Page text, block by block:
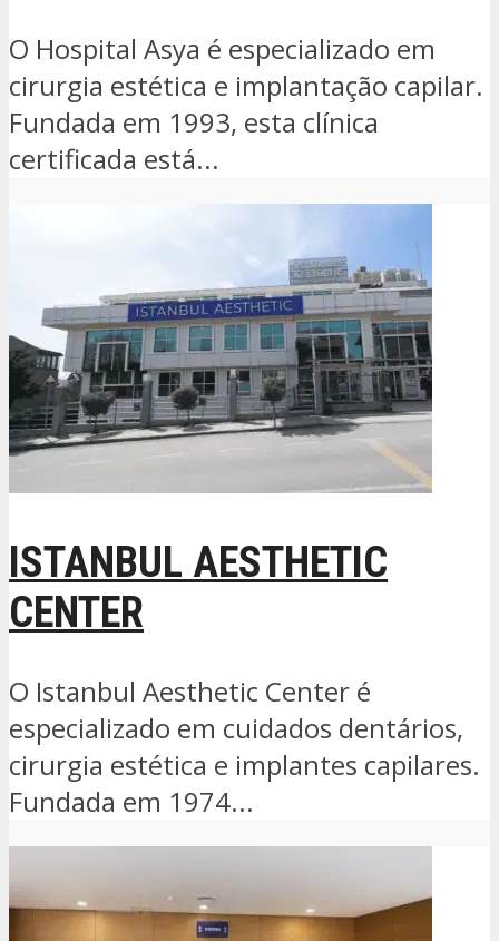
O Hospital Asya é especializado em
cirurgia estética e implantação capilar.
Fundada em 1993, esta clínica
certificada está...
ISTANBUL AESTHETIC
CENTER
O Istanbul Aesthetic Center é
especializado em cuidados dentários,
cirurgia estética e implantes capilares.
Fundada em 1974...